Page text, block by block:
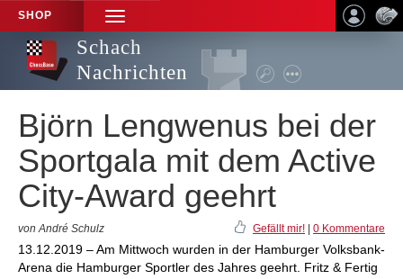
SHOP
TOGGLE
NAVIGATION
Schach
Nachrichten
Björn Lengwenus bei der
Sportgala mit dem Active
City-Award geehrt
von André Schulz Gefällt mir! 0 Kommentare
13.12.2019 – Am Mittwoch wurden in der Hamburger Volksbank-
Arena die Hamburger Sportler des Jahres geehrt. Fritz & Fertig